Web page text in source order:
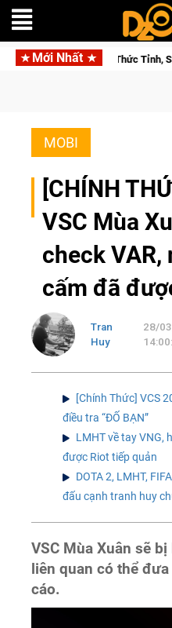
Mới Nhất
Cửu Giới Thức Tỉnh, Săn DJI
MOBI
[CHÍNH
VSC Mùa
check VAR,
cấm đã
Tran
Huy
28/
[Chính Thức] VCS
điều tra “ĐỐ BẠN”
LMHT về tay VNG,
được Riot tiếp quản
DOTA 2, LMHT,
đấu cạnh tranh huy
VSC Mùa Xuân sẽ
liên quan có thể
cáo.